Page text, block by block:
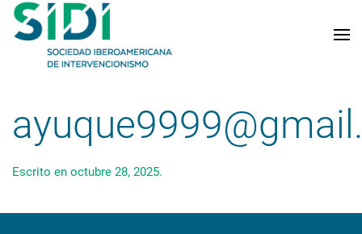
Skip to main content
Escrito en octubre 28, 2025.